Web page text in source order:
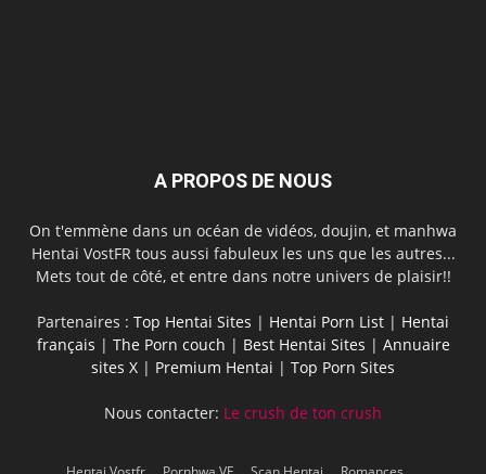
A PROPOS DE NOUS
On t'emmène dans un océan de vidéos, doujin, et manhwa
Hentai VostFR tous aussi fabuleux les uns que les autres...
Mets tout de côté, et entre dans notre univers de plaisir!!
Partenaires : Top Hentai Sites | Hentai Porn List | Hentai
français | The Porn couch | Best Hentai Sites | Annuaire
sites X | Premium Hentai | Top Porn Sites
Nous contacter: Le crush de ton crush